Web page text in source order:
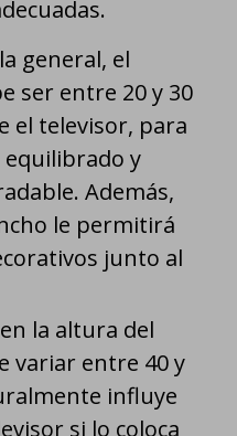
general, el
ser entre 20 y 30
el televisor, para
y
Además,
le permitirá
junto al
la altura del
variar entre 40 y
influye
si lo coloca